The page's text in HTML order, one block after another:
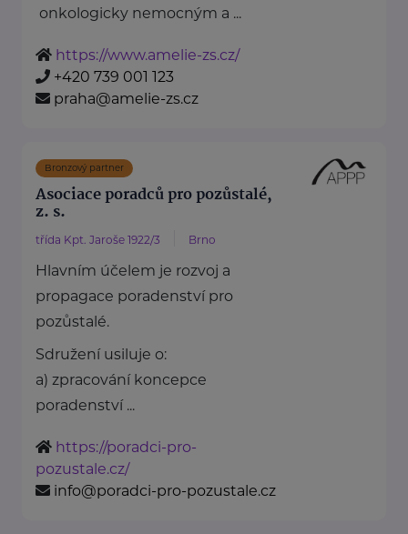
onkologicky nemocným a ...
https://www.amelie-zs.cz/
+420 739 001 123
praha@amelie-zs.cz
Bronzový partner
Asociace poradců pro pozůstalé,
z. s.
třída Kpt. Jaroše 1922/3 Brno
Hlavním účelem je rozvoj a
propagace poradenství pro
pozůstalé.
Sdružení usiluje o:
a) zpracování koncepce
poradenství ...
https://poradci-pro-
pozustale.cz/
info@poradci-pro-pozustale.cz